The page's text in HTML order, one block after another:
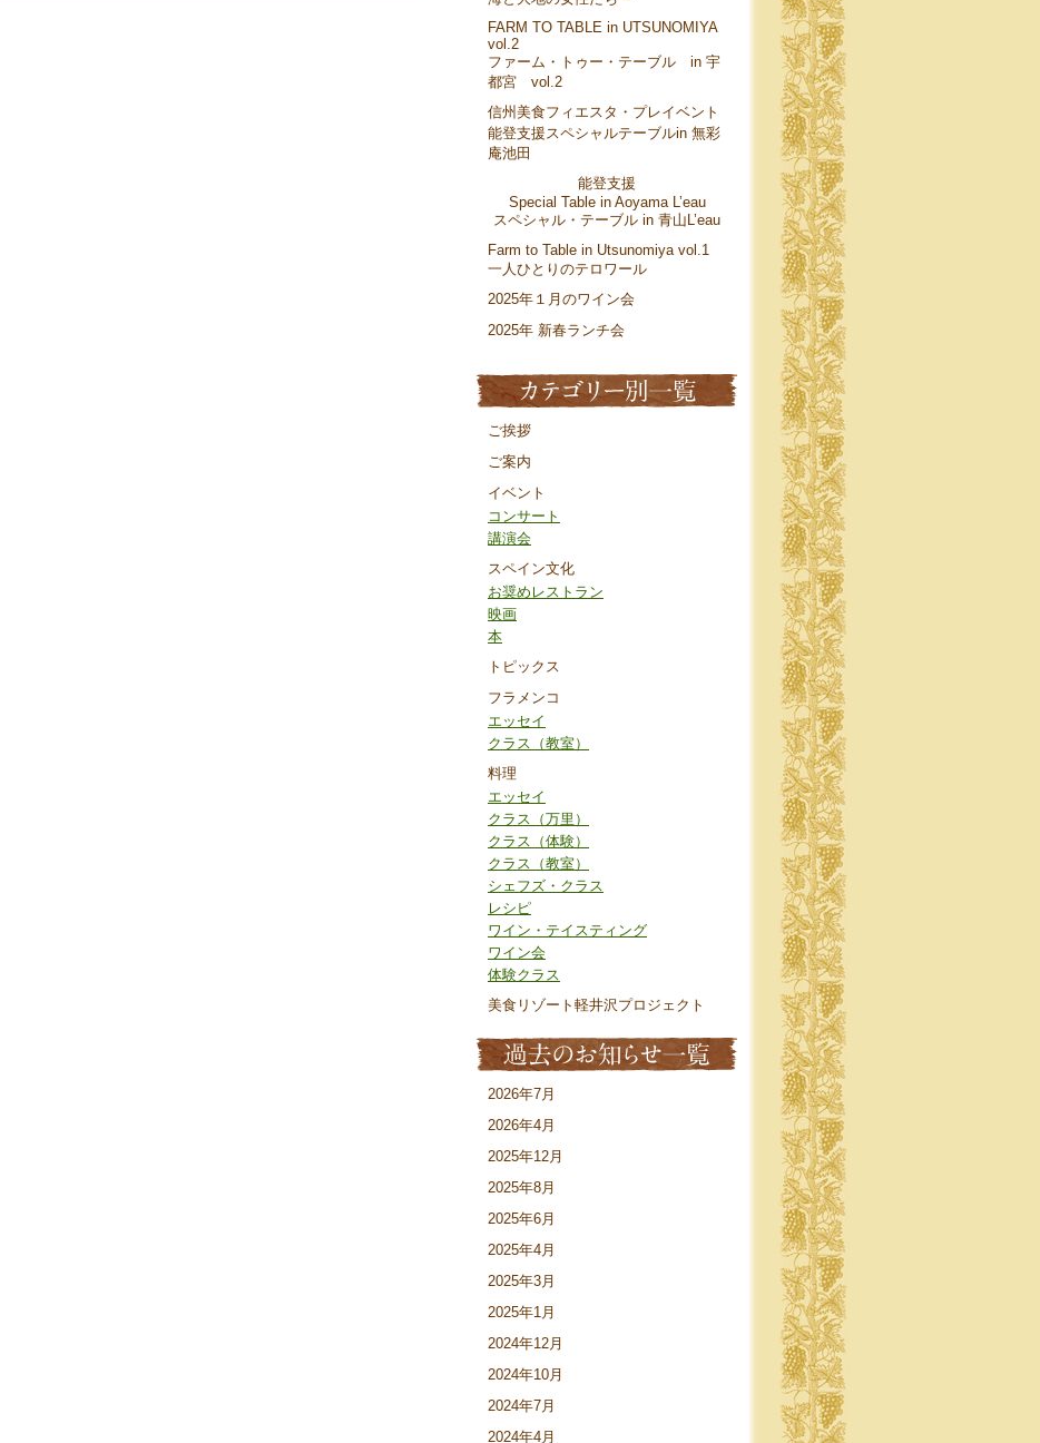
FARM TO TABLE in UTSUNOMIYA
vol.2
ファーム・トゥー・テーブル in 宇
都宮 vol.2
信州美食フィエスタ・プレイベント
能登支援スペシャルテーブルin 無彩
庵池田
能登支援
Special Table in Aoyama L’eau
スペシャル・テーブル in 青山L’eau
Farm to Table in Utsunomiya vol.1
一人ひとりのテロワール
2025年１月のワイン会
2025年 新春ランチ会
ご挨拶
ご案内
イベント
コンサート
講演会
スペイン文化
お奨めレストラン
映画
本
トピックス
フラメンコ
エッセイ
クラス（教室）
料理
エッセイ
クラス（万里）
クラス（体験）
クラス（教室）
シェフズ・クラス
レシピ
ワイン・テイスティング
ワイン会
体験クラス
美食リゾート軽井沢プロジェクト
2026年7月
2026年4月
2025年12月
2025年8月
2025年6月
2025年4月
2025年3月
2025年1月
2024年12月
2024年10月
2024年7月
2024年4月